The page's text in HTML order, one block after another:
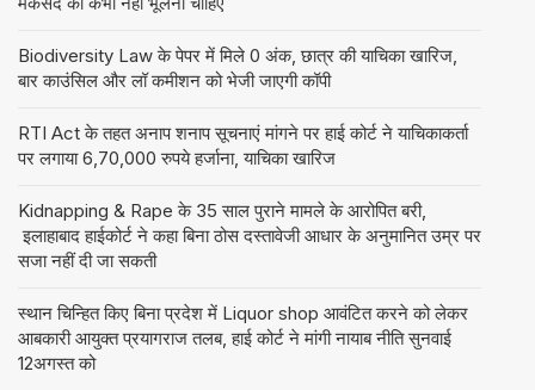
Biodiversity Law के पेपर में मिले 0 अंक, छात्र की याचिका खारिज,
बार काउंसिल और लॉ कमीशन को भेजी जाएगी कॉपी
RTI Act के तहत अनाप शनाप सूचनाएं मांगने पर हाई कोर्ट ने याचिकाकर्ता
पर लगाया 6,70,000 रुपये हर्जाना, याचिका खारिज
Kidnapping & Rape के 35 साल पुराने मामले के आरोपित बरी,
इलाहाबाद हाईकोर्ट ने कहा बिना ठोस दस्तावेजी आधार के अनुमानित उम्र पर
सजा नहीं दी जा सकती
स्थान चिन्हित किए बिना प्रदेश में Liquor shop आवंटित करने को लेकर
आबकारी आयुक्त प्रयागराज तलब, हाई कोर्ट ने मांगी नायाब नीति सुनवाई
12अगस्त को